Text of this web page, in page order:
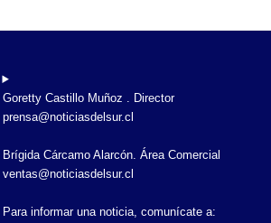
Goretty Castillo Muñoz . Director
prensa@noticiasdelsur.cl
Brígida Cárcamo Alarcón. Área Comercial
ventas@noticiasdelsur.cl
Para informar una noticia, comunícate a: